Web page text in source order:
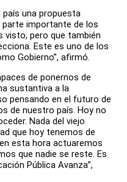
país una propuesta
importante de los
visto, pero que también
Este es uno de los
Gobierno”, afirmó.
de ponernos de
sustantiva a la
pensando en el futuro de
de nuestro país. Hoy no
Nada del viejo
que hoy tenemos de
esta hora actuaremos
que nadie se reste. Es
Pública Avanza”,